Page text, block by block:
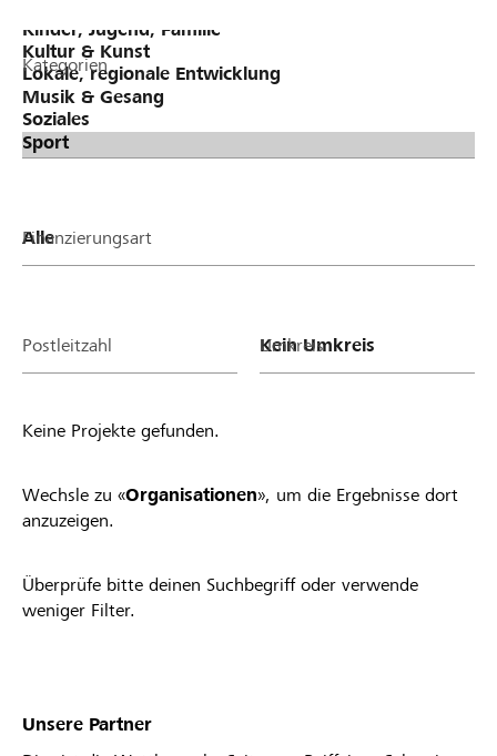
Kategorien
Finanzierungsart
Postleitzahl Umkreis
Keine Projekte gefunden.
Wechsle zu «Organisationen», um die Ergebnisse dort
anzuzeigen.
Überprüfe bitte deinen Suchbegriff oder verwende
weniger Filter.
Unsere Partner